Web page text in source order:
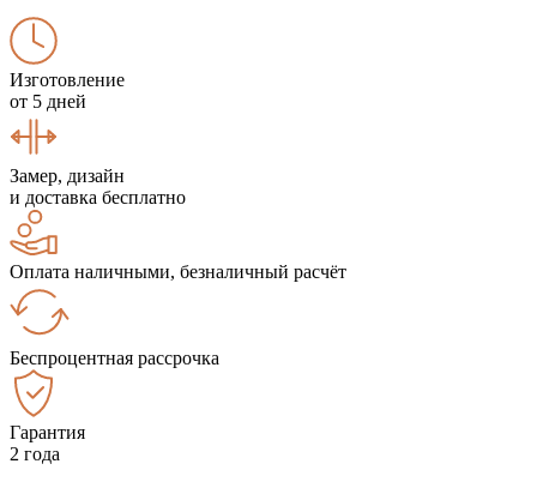
Изготовление
от 5 дней
Замер, дизайн
и доставка бесплатно
Оплата наличными, безналичный расчёт
Беспроцентная рассрочка
Гарантия
2 года